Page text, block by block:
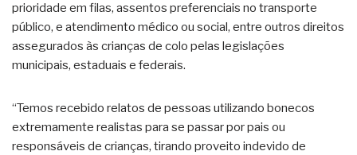
prioridade em filas, assentos preferenciais no transporte
público, e atendimento médico ou social, entre outros direitos
assegurados às crianças de colo pelas legislações
municipais, estaduais e federais.
“Temos recebido relatos de pessoas utilizando bonecos
extremamente realistas para se passar por pais ou
responsáveis de crianças, tirando proveito indevido de